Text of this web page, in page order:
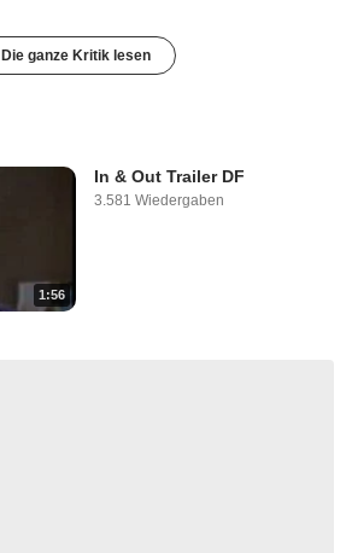
Die ganze Kritik lesen
1:56
In & Out Trailer DF
3.581 Wiedergaben